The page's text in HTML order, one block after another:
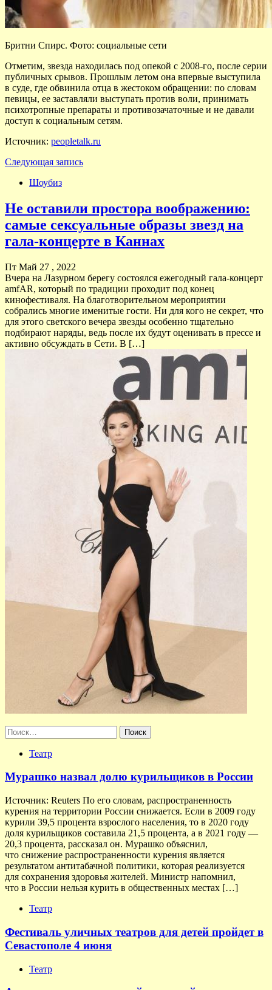
Бритни Спирс. Фото: социальные сети
Отметим, звезда находилась под опекой с 2008-го, после серии
публичных срывов. Прошлым летом она впервые выступила
в суде, где обвинила отца в жестоком обращении: по словам
певицы, ее заставляли выступать против воли, принимать
психотропные препараты и противозачаточные и не давали
доступ к социальным сетям.
Источник: peopletalk.ru
Следующая запись
Шоубиз
Не оставили простора воображению:
самые сексуальные образы звезд на
гала-концерте в Каннах
Пт Май 27 , 2022
Вчера на Лазурном берегу состоялся ежегодный гала-концерт
amfAR, который по традиции проходит под конец
кинофестиваля. На благотворительном мероприятии
собрались многие именитые гости. Ни для кого не секрет, что
для этого светского вечера звезды особенно тщательно
подбирают наряды, ведь после их будут оценивать в прессе и
активно обсуждать в Сети. В […]
Найти:
Театр
Мурашко назвал долю курильщиков в России
Источник: Reuters По его словам, распространенность
курения на территории России снижается. Если в 2009 году
курили 39,5 процента взрослого населения, то в 2020 году
доля курильщиков составила 21,5 процента, а в 2021 году —
20,3 процента, рассказал он. Мурашко объяснил,
что снижение распространенности курения является
результатом антитабачной политики, которая реализуется
для сохранения здоровья жителей. Министр напомнил,
что в России нельзя курить в общественных местах […]
Театр
Фестиваль уличных театров для детей пройдет в
Севастополе 4 июня
Театр